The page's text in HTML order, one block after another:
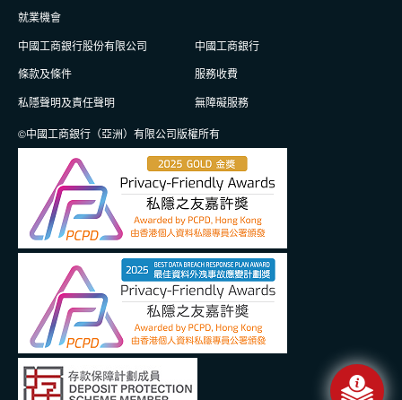
就業機會
中國工商銀行股份有限公司
中國工商銀行
條款及條件
服務收費
私隱聲明及責任聲明
無障礙服務
©中國工商銀行（亞洲）有限公司版權所有